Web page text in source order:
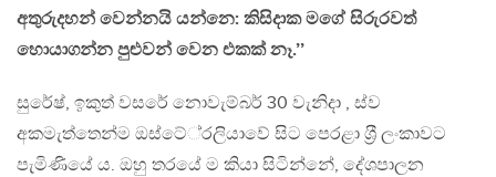
අතුරුදහන් වෙන්නයි යන්නෙ: කිසිදාක මගේ සිරුරවත්
හොයාගන්න පුළුවන් වෙන එකක් නෑ.’’
සුරේෂ්, ඉකුත් වසරේ නොවැම්බර් 30 වැනිදා , ස්ව
අකමැත්තෙන්ම ඔස්ටේ‍්‍රලියාවේ සිට පෙරළා ශ‍්‍රී ලංකාවට
පැමිණියේ ය. ඔහු තරයේ ම කියා සිටින්නේ, දේශපාලන